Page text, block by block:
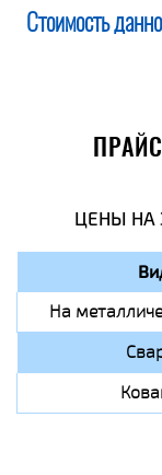
Стоимость
ЦЕНЫ НА
На